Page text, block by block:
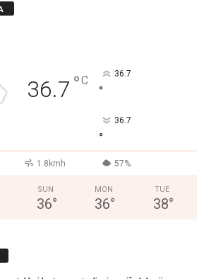
36.7 °C 36.7
°
36.7
°
1.8kmh 57%
SUN
36°
MON
36°
TUE
38°